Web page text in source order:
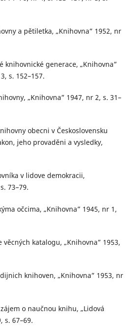
a pětiletka, „Knihovna” 1952, nr
knihovnické generace, „Knihovna”
s. 152–157.
„Knihovna” 1947, nr 2, s. 31–
obecni v Československu
jeho provaděni a vysledky,
v lidove demokracii,
73–79.
očcima, „Knihovna” 1945, nr 1,
věcných katalogu, „Knihovna” 1953,
knihoven, „Knihovna” 1953, nr
o naučnou knihu, „Lidová
s. 67–69.